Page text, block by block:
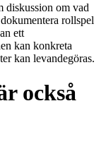
diskussion om vad
rollspel
ett
kan konkreta
kan levandegöras.
också